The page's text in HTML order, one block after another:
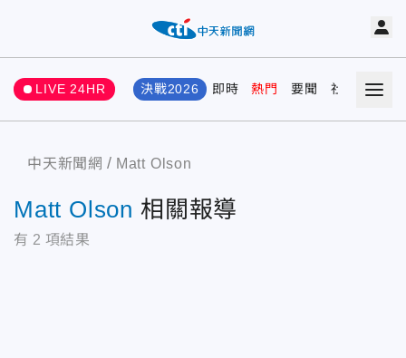
LIVE 24HR 決戰2026 即時 熱門 要聞 社會 娛樂
中天新聞網 Matt Olson
Matt Olson 相關報導
有 2 項結果